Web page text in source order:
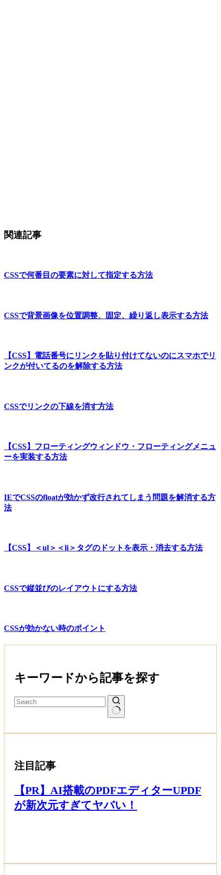
関連記事
CSSで何番目の要素に対して指定する方法
CSSで背景画像を位置調整、固定、繰り返し表示する方法
【CSS】電話番号にリンクを貼り付けてないのにスマホでリ
ンクが付いてるのを解除する方法
CSSでリンクの下線を消す方法
【CSS】フローティングウィンドウ・フローティングメニュ
ーを実装する方法
IEでCSSのfloatが効かず改行されてしまう問題を解消する方
法
【CSS】＜ul＞＜li＞タグのドットを表示・消去する方法
CSSで縦並びのレイアウトにする方法
CSSが効かない時のポイント
キーワードから記事を探す
注目記事
【PR】AI搭載のPDFエディターUPDF
が新次元すぎてヤバい！